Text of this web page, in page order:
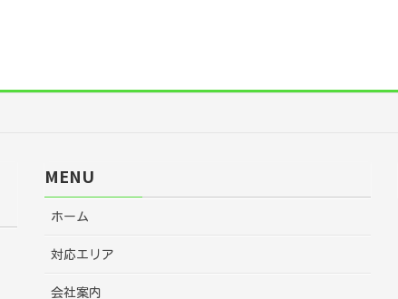
MENU
ホーム
対応エリア
会社案内